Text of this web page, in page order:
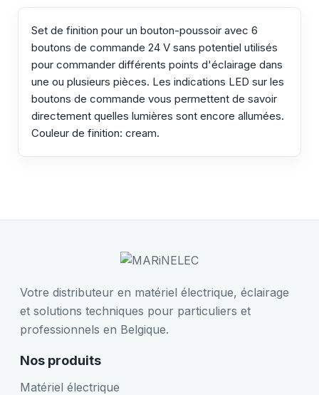
Set de finition pour un bouton-poussoir avec 6
boutons de commande 24 V sans potentiel utilisés
pour commander différents points d'éclairage dans
une ou plusieurs pièces. Les indications LED sur les
boutons de commande vous permettent de savoir
directement quelles lumières sont encore allumées.
Couleur de finition: cream.
Votre distributeur en matériel électrique, éclairage
et solutions techniques pour particuliers et
professionnels en Belgique.
Nos produits
Matériel électrique